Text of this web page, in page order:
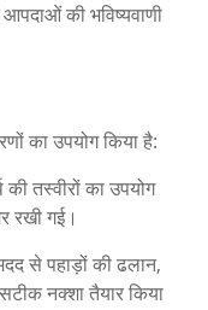
की भविष्यवाणी
का उपयोग किया है:
तस्वीरों का उपयोग
रखी गई।
से पहाड़ों की ढलान,
नक्शा तैयार किया